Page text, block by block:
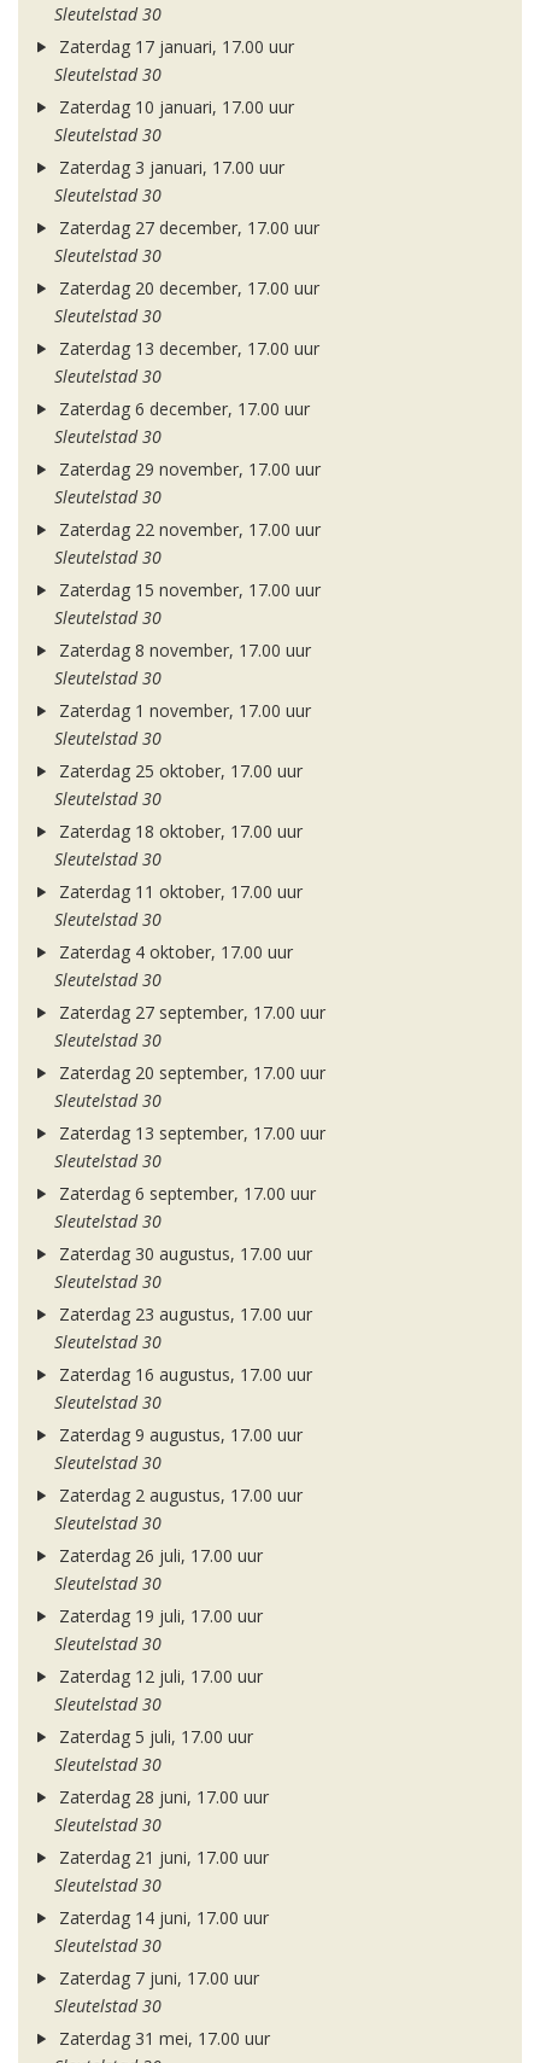
Sleutelstad 30
Zaterdag 17 januari, 17.00 uur
Sleutelstad 30
Zaterdag 10 januari, 17.00 uur
Sleutelstad 30
Zaterdag 3 januari, 17.00 uur
Sleutelstad 30
Zaterdag 27 december, 17.00 uur
Sleutelstad 30
Zaterdag 20 december, 17.00 uur
Sleutelstad 30
Zaterdag 13 december, 17.00 uur
Sleutelstad 30
Zaterdag 6 december, 17.00 uur
Sleutelstad 30
Zaterdag 29 november, 17.00 uur
Sleutelstad 30
Zaterdag 22 november, 17.00 uur
Sleutelstad 30
Zaterdag 15 november, 17.00 uur
Sleutelstad 30
Zaterdag 8 november, 17.00 uur
Sleutelstad 30
Zaterdag 1 november, 17.00 uur
Sleutelstad 30
Zaterdag 25 oktober, 17.00 uur
Sleutelstad 30
Zaterdag 18 oktober, 17.00 uur
Sleutelstad 30
Zaterdag 11 oktober, 17.00 uur
Sleutelstad 30
Zaterdag 4 oktober, 17.00 uur
Sleutelstad 30
Zaterdag 27 september, 17.00 uur
Sleutelstad 30
Zaterdag 20 september, 17.00 uur
Sleutelstad 30
Zaterdag 13 september, 17.00 uur
Sleutelstad 30
Zaterdag 6 september, 17.00 uur
Sleutelstad 30
Zaterdag 30 augustus, 17.00 uur
Sleutelstad 30
Zaterdag 23 augustus, 17.00 uur
Sleutelstad 30
Zaterdag 16 augustus, 17.00 uur
Sleutelstad 30
Zaterdag 9 augustus, 17.00 uur
Sleutelstad 30
Zaterdag 2 augustus, 17.00 uur
Sleutelstad 30
Zaterdag 26 juli, 17.00 uur
Sleutelstad 30
Zaterdag 19 juli, 17.00 uur
Sleutelstad 30
Zaterdag 12 juli, 17.00 uur
Sleutelstad 30
Zaterdag 5 juli, 17.00 uur
Sleutelstad 30
Zaterdag 28 juni, 17.00 uur
Sleutelstad 30
Zaterdag 21 juni, 17.00 uur
Sleutelstad 30
Zaterdag 14 juni, 17.00 uur
Sleutelstad 30
Zaterdag 7 juni, 17.00 uur
Sleutelstad 30
Zaterdag 31 mei, 17.00 uur